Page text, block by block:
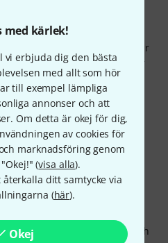
med kärlek!
vi erbjuda dig den bästa
med allt som hör
till exempel lämpliga
annonser och att
Om detta är okej för dig,
av cookies för
marknadsföring genom
(visa alla).
ditt samtycke via
(här).
Okej
inte så mycket... Men det är
för mycket. I mitt fall tyvärr
på plektrumskyddet och
Recording Kings
att veta att gitarren måste
instrument var
att strängarna inte kunde
lätt att fixa, eftersom den
och efter tre varv på
allt perfekt. Mekaniken är
mycket spelbar. Halsen är
är lite vassa på sidorna,
ner dem. Ljudet finns där och